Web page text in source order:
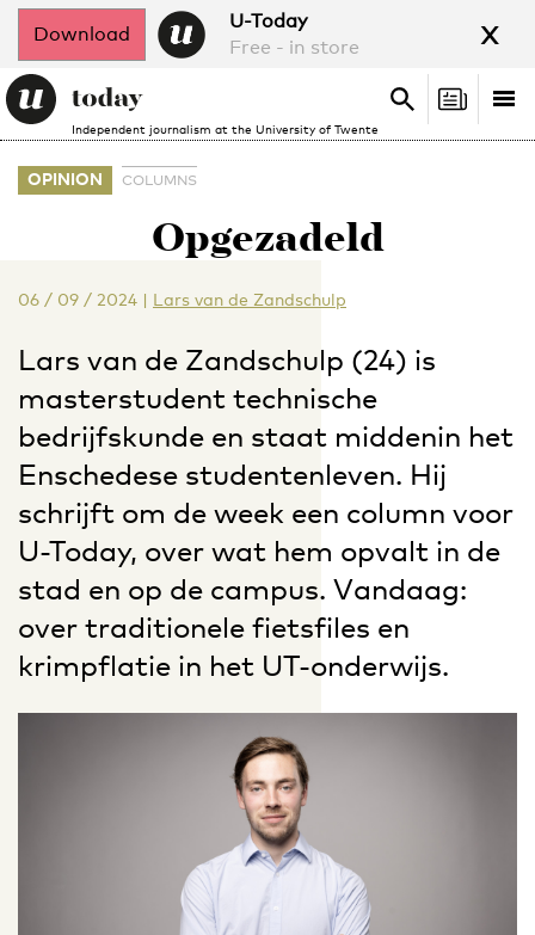
Download
U-Today
Free - in store
x
Independent journalism at the University of Twente
Search
Search
OPINION COLUMNS
Opgezadeld
06 / 09 / 2024 | Lars van de Zandschulp
Lars van de Zandschulp (24) is
masterstudent technische
bedrijfskunde en staat middenin het
Enschedese studentenleven. Hij
schrijft om de week een column voor
U-Today, over wat hem opvalt in de
stad en op de campus. Vandaag:
over traditionele fietsfiles en
krimpflatie in het UT-onderwijs.